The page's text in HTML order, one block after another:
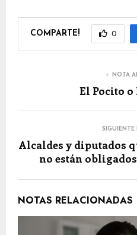
COMPARTE! 0
NOTA
El Pocito o
SIGUIENTE
Alcaldes y diputados
no están
NOTAS RELACIONADAS